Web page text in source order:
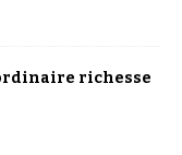
richesse